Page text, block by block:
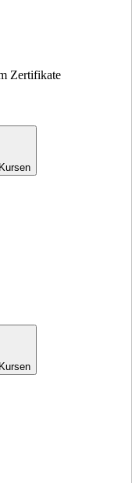
Zertifikate